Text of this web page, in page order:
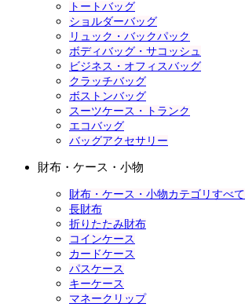
トートバッグ
ショルダーバッグ
リュック・バックパック
ボディバッグ・サコッシュ
ビジネス・オフィスバッグ
クラッチバッグ
ボストンバッグ
スーツケース・トランク
エコバッグ
バッグアクセサリー
財布・ケース・小物
財布・ケース・小物カテゴリすべて
長財布
折りたたみ財布
コインケース
カードケース
パスケース
キーケース
マネークリップ